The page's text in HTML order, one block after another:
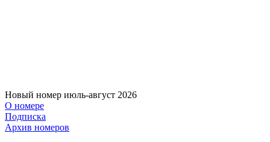
Новый номер июль-август 2026
О номере
Подписка
Архив номеров